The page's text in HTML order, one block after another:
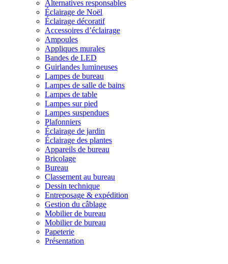
Alternatives responsables
Éclairage de Noël
Éclairage décoratif
Accessoires d’éclairage
Ampoules
Appliques murales
Bandes de LED
Guirlandes lumineuses
Lampes de bureau
Lampes de salle de bains
Lampes de table
Lampes sur pied
Lampes suspendues
Plafonniers
Éclairage de jardin
Éclairage des plantes
Appareils de bureau
Bricolage
Bureau
Classement au bureau
Dessin technique
Entreposage & expédition
Gestion du câblage
Mobilier de bureau
Mobilier de bureau
Papeterie
Présentation